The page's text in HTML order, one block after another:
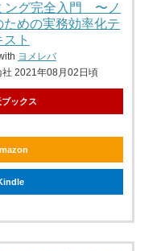
ング完全入門 〜ノ
ための実務効率化テ
スト
ヨメレバ
社 2021年08月02日頃
ックス